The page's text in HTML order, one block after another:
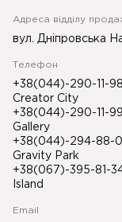
Адреса відділу
вул. Дніпровська
Телефон
+38(044)-290-11-98
Creator City
+38(044)-290-11-99
Gallery
+38(044)-294-88-
Gravity Park
+38(067)-395-81-
Island
Email